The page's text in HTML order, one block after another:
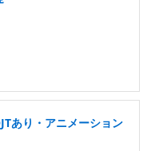
あり・アニメーション